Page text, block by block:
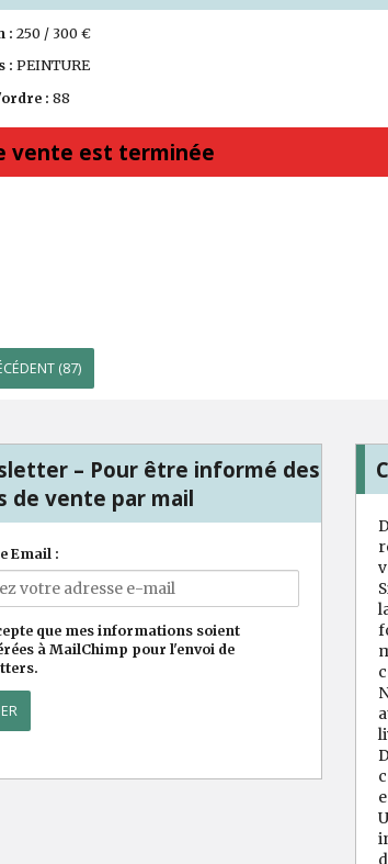
: 250 / 300 €
: PEINTURE
: 88
vente est terminée
(87)
– Pour être informé des
de vente par mail
Email :
que mes informations soient
à MailChimp pour l'envoi de